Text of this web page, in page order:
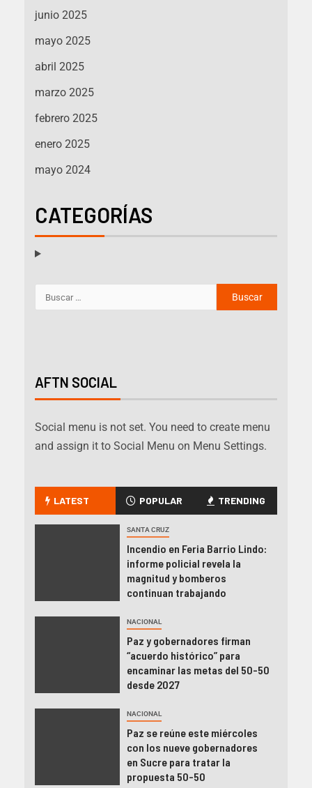
junio 2025
mayo 2025
abril 2025
marzo 2025
febrero 2025
enero 2025
mayo 2024
CATEGORÍAS
AFTN SOCIAL
Social menu is not set. You need to create menu
and assign it to Social Menu on Menu Settings.
LATEST POPULAR TRENDING
SANTA CRUZ
Incendio en Feria Barrio Lindo:
informe policial revela la
magnitud y bomberos
continuan trabajando
NACIONAL
Paz y gobernadores firman
“acuerdo histórico” para
encaminar las metas del 50-50
desde 2027
NACIONAL
Paz se reúne este miércoles
con los nueve gobernadores
en Sucre para tratar la
propuesta 50-50